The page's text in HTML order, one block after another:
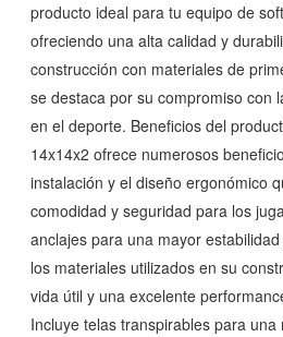
producto ideal para tu equipo de
ofreciendo una alta calidad y
construcción con materiales de
se destaca por su compromiso con
en el deporte. Beneficios del
14x14x2 ofrece numerosos
instalación y el diseño ergonómico
comodidad y seguridad para los
anclajes para una mayor
los materiales utilizados en su
vida útil y una excelente
Incluye telas transpirables para una